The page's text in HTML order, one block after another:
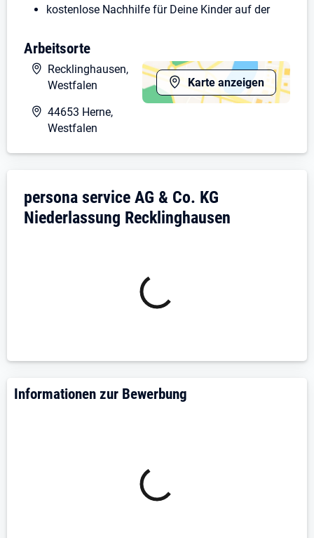
kostenlose Nachhilfe für Deine Kinder auf der
zahlreiche Shopping-Rabatte bei namhaften
Marken über unser corporate benefits Programm
exzellente persönliche Betreuung und
regelmäßige Feedbackgespräche
vielfältige Weiterbildungsmöglichkeiten
Fertigungsmaschinen
weiterhin montierst und hältst Du so unsere
Du wirkst bei der Installation und Inbetriebnahme
von Neuanlagen mit
oder produziert werden
(m/w/d) oder in einem vergleichbaren Beruf
sowie deine einschlägige Berufserfahrung
Arbeitsorte
Karte anzeigen
Recklinghausen,
Westfalen
44653 Herne,
Westfalen
Unternehmensdarstellung: persona
persona service AG & Co. KG
Niederlassung Recklinghausen
Informationen zur Bewerbung